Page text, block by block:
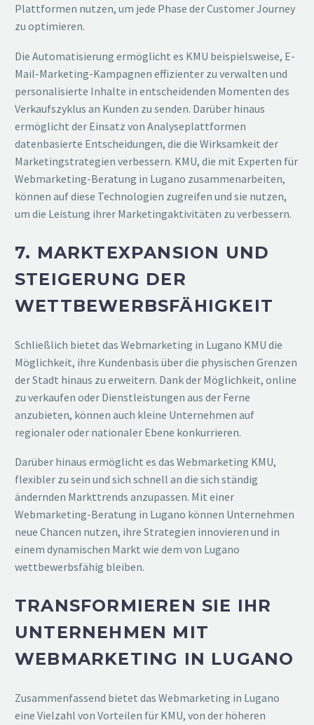
Plattformen nutzen, um jede Phase der Customer Journey
zu optimieren.
Die Automatisierung ermöglicht es KMU beispielsweise, E-
Mail-Marketing-Kampagnen effizienter zu verwalten und
personalisierte Inhalte in entscheidenden Momenten des
Verkaufszyklus an Kunden zu senden. Darüber hinaus
ermöglicht der Einsatz von Analyseplattformen
datenbasierte Entscheidungen, die die Wirksamkeit der
Marketingstrategien verbessern. KMU, die mit Experten für
Webmarketing-Beratung in Lugano zusammenarbeiten,
können auf diese Technologien zugreifen und sie nutzen,
um die Leistung ihrer Marketingaktivitäten zu verbessern.
7. MARKTEXPANSION UND
STEIGERUNG DER
WETTBEWERBSFÄHIGKEIT
Schließlich bietet das Webmarketing in Lugano KMU die
Möglichkeit, ihre Kundenbasis über die physischen Grenzen
der Stadt hinaus zu erweitern. Dank der Möglichkeit, online
zu verkaufen oder Dienstleistungen aus der Ferne
anzubieten, können auch kleine Unternehmen auf
regionaler oder nationaler Ebene konkurrieren.
Darüber hinaus ermöglicht es das Webmarketing KMU,
flexibler zu sein und sich schnell an die sich ständig
ändernden Markttrends anzupassen. Mit einer
Webmarketing-Beratung in Lugano können Unternehmen
neue Chancen nutzen, ihre Strategien innovieren und in
einem dynamischen Markt wie dem von Lugano
wettbewerbsfähig bleiben.
TRANSFORMIEREN SIE IHR
UNTERNEHMEN MIT
WEBMARKETING IN LUGANO
Zusammenfassend bietet das Webmarketing in Lugano
eine Vielzahl von Vorteilen für KMU, von der höheren